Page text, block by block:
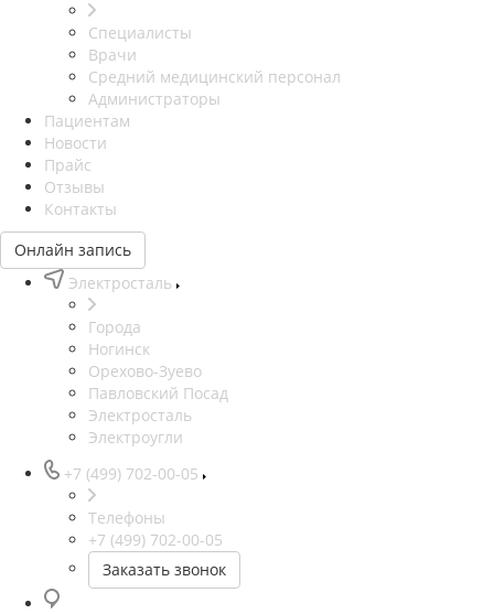
Специалисты
Врачи
Средний медицинский персонал
Администраторы
Пациентам
Новости
Прайс
Отзывы
Контакты
Онлайн запись
Электросталь
Города
Ногинск
Орехово-Зуево
Павловский Посад
Электросталь
Электроугли
+7 (499) 702-00-05
Телефоны
+7 (499) 702-00-05
Заказать звонок